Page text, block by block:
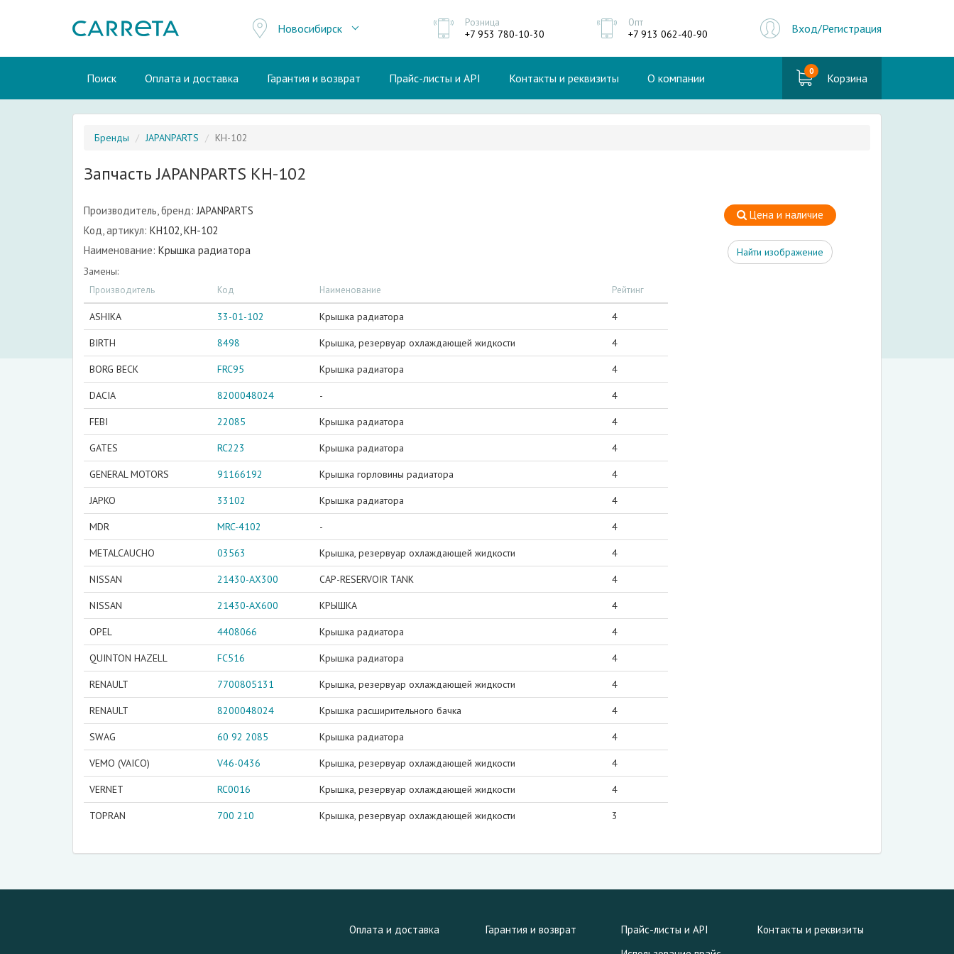
Новосибирск Розница
+7 953 780-10-30
Опт
+7 913 062-40-90 Вход/Регистрация
Поиск Оплата и доставка Гарантия и возврат Прайс-листы и API Контакты и реквизиты О компании 0 Корзина
Бренды JAPANPARTS KH-102
Запчасть JAPANPARTS KH-102
Производитель, бренд: JAPANPARTS
Код, артикул: KH102, KH-102
Наименование: Крышка радиатора
Замены:
Производитель Код Наименование Рейтинг
ASHIKA 33-01-102 Крышка радиатора 4
BIRTH 8498 Крышка, резервуар охлаждающей жидкости 4
BORG BECK FRC95 Крышка радиатора 4
DACIA 8200048024 - 4
FEBI 22085 Крышка радиатора 4
GATES RC223 Крышка радиатора 4
GENERAL MOTORS 91166192 Крышка горловины радиатора 4
JAPKO 33102 Крышка радиатора 4
MDR MRC-4102 - 4
METALCAUCHO 03563 Крышка, резервуар охлаждающей жидкости 4
NISSAN 21430-AX300 CAP-RESERVOIR TANK 4
NISSAN 21430-AX600 КРЫШКА 4
OPEL 4408066 Крышка радиатора 4
QUINTON HAZELL FC516 Крышка радиатора 4
RENAULT 7700805131 Крышка, резервуар охлаждающей жидкости 4
RENAULT 8200048024 Крышка расширительного бачка 4
SWAG 60 92 2085 Крышка радиатора 4
VEMO (VAICO) V46-0436 Крышка, резервуар охлаждающей жидкости 4
VERNET RC0016 Крышка, резервуар охлаждающей жидкости 4
TOPRAN 700 210 Крышка, резервуар охлаждающей жидкости 3
Цена и наличие
Найти изображение
Оплата и доставка Гарантия и возврат Прайс-листы и API
Контакты и реквизиты